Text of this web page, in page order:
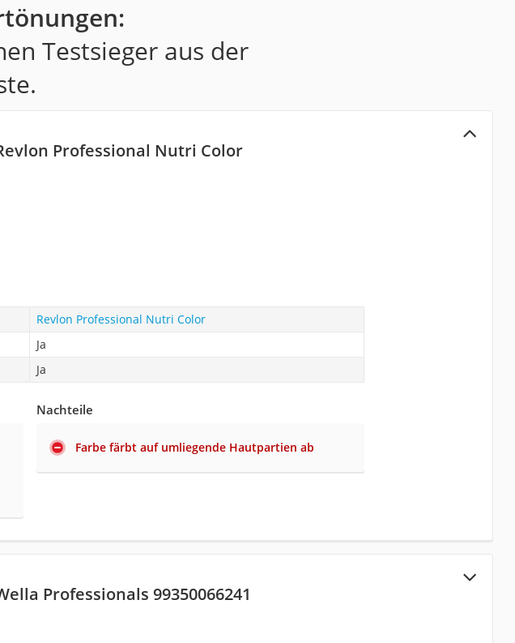
Testsieger aus der
Professional Nutri Color
Revlon Professional Nutri Color
Ja
Ja
Nachteile
Farbe färbt auf umliegende Hautpartien ab
Professionals 99350066241